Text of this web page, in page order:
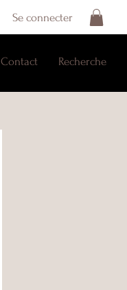
Se connecter
Contact Recherche